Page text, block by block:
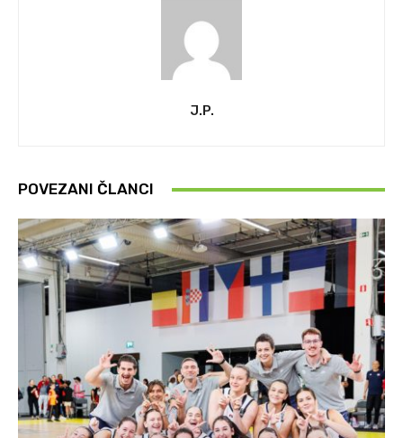
J.P.
POVEZANI ČLANCI